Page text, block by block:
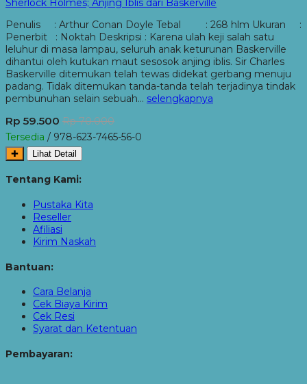
Sherlock Holmes; Anjing Iblis dari Baskerville
Penulis : Arthur Conan Doyle Tebal : 268 hlm Ukuran :
Penerbit : Noktah Deskripsi : Karena ulah keji salah satu
leluhur di masa lampau, seluruh anak keturunan Baskerville
dihantui oleh kutukan maut sesosok anjing iblis. Sir Charles
Baskerville ditemukan telah tewas didekat gerbang menuju
padang. Tidak ditemukan tanda-tanda telah terjadinya tindak
pembunuhan selain sebuah… selengkapnya
Rp 59.500 Rp 70.000
Tersedia / 978-623-7465-56-0
✚ Lihat Detail
Tentang Kami:
Pustaka Kita
Reseller
Afiliasi
Kirim Naskah
Bantuan:
Cara Belanja
Cek Biaya Kirim
Cek Resi
Syarat dan Ketentuan
Pembayaran: